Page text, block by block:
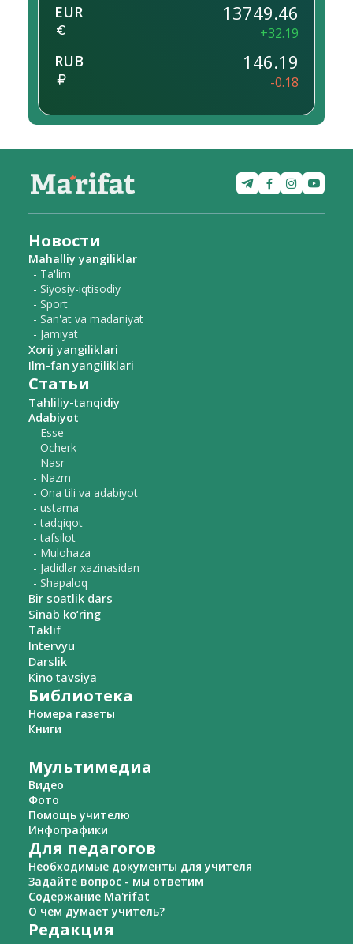
EUR 13749.46
+32.19
RUB 146.19
-0.18
Новости
Mahalliy yangiliklar
- Ta'lim
- Siyosiy-iqtisodiy
- Sport
- San'at va madaniyat
- Jamiyat
Xorij yangiliklari
Ilm-fan yangiliklari
Статьи
Tahliliy-tanqidiy
Adabiyot
- Esse
- Ocherk
- Nasr
- Nazm
- Ona tili va adabiyot
- ustama
- tadqiqot
- tafsilot
- Mulohaza
- Jadidlar xazinasidan
- Shapaloq
Bir soatlik dars
Sinab ko‘ring
Taklif
Intervyu
Darslik
Kino tavsiya
Библиотека
Номера газеты
Книги
Мультимедиа
Видео
Фото
Помощь учителю
Инфографики
Для педагогов
Необходимые документы для учителя
Задайте вопрос - мы ответим
Содержание Ma'rifat
О чем думает учитель?
Редакция